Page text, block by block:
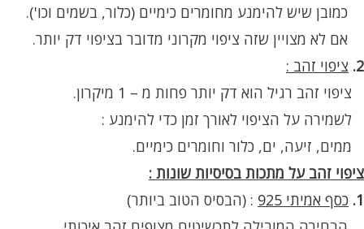
כמובן שיש להימנע מחומרים כימיים (כלור, בשמים וכו').
אם לא מצויין שזה ציפוי מקרוני מדובר בציפוי דק יותר.
2. ציפוי זהב :
ציפוי זהב רגיל הוא דק יותר פחות מ – 1 מיקרון.
לשמירה על הציפוי לאורך זמן כדי להימנע :
ממים, זיעה, ים, כלור וחומרים כימיים.
ציפוי זהב על מתכות בסיסיות שונות :
1. כסף אמיתי 925 : (הבסיס הטוב ביותר)